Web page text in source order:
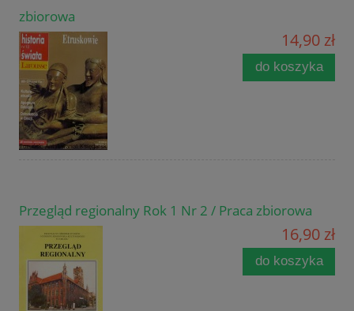
zbiorowa
14,90 zł
do koszyka
Przegląd regionalny Rok 1 Nr 2 / Praca zbiorowa
16,90 zł
do koszyka